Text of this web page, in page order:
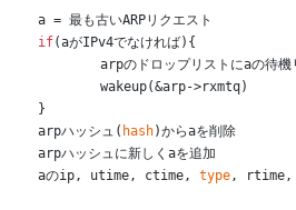
if(aがIPv4でなければ){
	arpのドロップリストにaの待機リストを追加
	wakeup(&arp->rxmtq)
}
arpハッシュ( hash)からaを削除
arpハッシュに新しくaを追加
aのip, utime, ctime, type, rtime,